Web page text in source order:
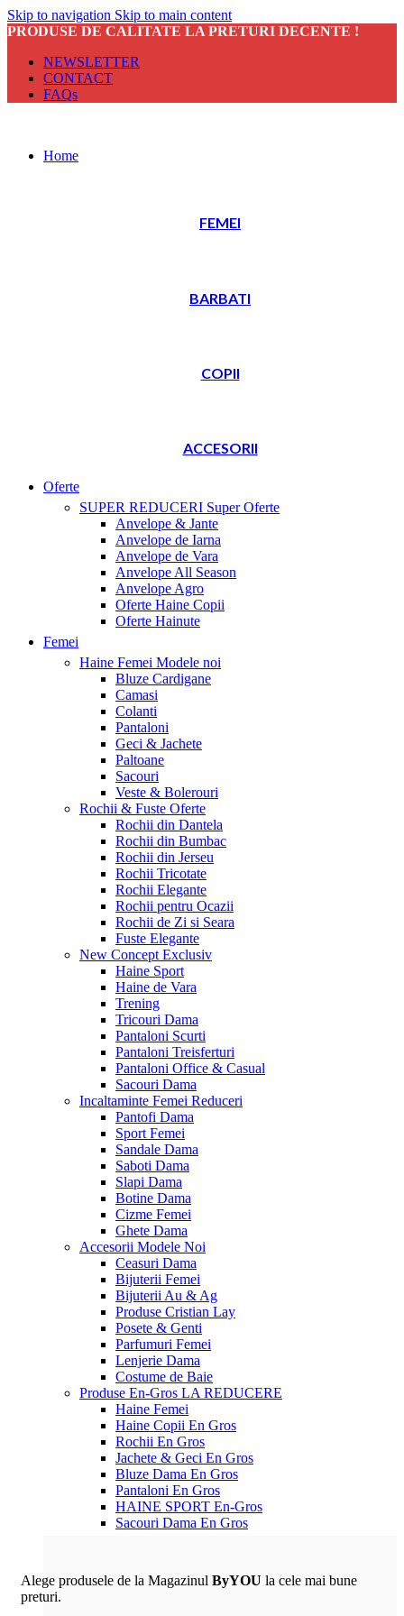
Skip to navigation Skip to main content
PRODUSE DE CALITATE LA PRETURI DECENTE !
NEWSLETTER
CONTACT
FAQs
Home
FEMEI
BARBATI
COPII
ACCESORII
Oferte
SUPER REDUCERI Super Oferte
Anvelope & Jante
Anvelope de Iarna
Anvelope de Vara
Anvelope All Season
Anvelope Agro
Oferte Haine Copii
Oferte Hainute
Femei
Haine Femei Modele noi
Bluze Cardigane
Camasi
Colanti
Pantaloni
Geci & Jachete
Paltoane
Sacouri
Veste & Bolerouri
Rochii & Fuste Oferte
Rochii din Dantela
Rochii din Bumbac
Rochii din Jerseu
Rochii Tricotate
Rochii Elegante
Rochii pentru Ocazii
Rochii de Zi si Seara
Fuste Elegante
New Concept Exclusiv
Haine Sport
Haine de Vara
Trening
Tricouri Dama
Pantaloni Scurti
Pantaloni Treisferturi
Pantaloni Office & Casual
Sacouri Dama
Incaltaminte Femei Reduceri
Pantofi Dama
Sport Femei
Sandale Dama
Saboti Dama
Slapi Dama
Botine Dama
Cizme Femei
Ghete Dama
Accesorii Modele Noi
Ceasuri Dama
Bijuterii Femei
Bijuterii Au & Ag
Produse Cristian Lay
Posete & Genti
Parfumuri Femei
Lenjerie Dama
Costume de Baie
Produse En-Gros LA REDUCERE
Haine Femei
Haine Copii En Gros
Rochii En Gros
Jachete & Geci En Gros
Bluze Dama En Gros
Pantaloni En Gros
HAINE SPORT En-Gros
Sacouri Dama En Gros
Alege produsele de la Magazinul ByYOU la cele mai bune
preturi.